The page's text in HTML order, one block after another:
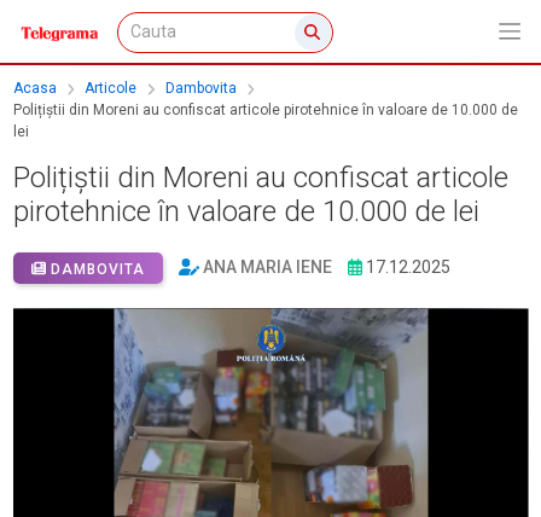
Acasa Articole
Dambovita
Polițiștii din Moreni au confiscat articole pirotehnice în valoare de 10.000 de
lei
Polițiștii din Moreni au confiscat articole
pirotehnice în valoare de 10.000 de lei
DAMBOVITA ANA MARIA IENE 17.12.2025